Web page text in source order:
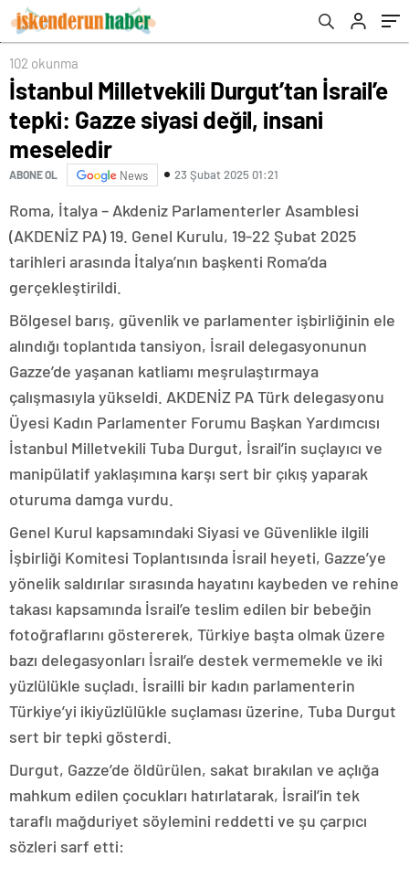
102 okunma
İstanbul Milletvekili Durgut’tan İsrail’e
tepki: Gazze siyasi değil, insani
meseledir
ABONE OL News 23 Şubat 2025 01:21
Roma, İtalya – Akdeniz Parlamenterler Asamblesi
(AKDENİZ PA) 19. Genel Kurulu, 19-22 Şubat 2025
tarihleri arasında İtalya’nın başkenti Roma’da
gerçekleştirildi.
Bölgesel barış, güvenlik ve parlamenter işbirliğinin ele
alındığı toplantıda tansiyon, İsrail delegasyonunun
Gazze’de yaşanan katliamı meşrulaştırmaya
çalışmasıyla yükseldi. AKDENİZ PA Türk delegasyonu
Üyesi Kadın Parlamenter Forumu Başkan Yardımcısı
İstanbul Milletvekili Tuba Durgut, İsrail’in suçlayıcı ve
manipülatif yaklaşımına karşı sert bir çıkış yaparak
oturuma damga vurdu.
Genel Kurul kapsamındaki Siyasi ve Güvenlikle ilgili
İşbirliği Komitesi Toplantısında İsrail heyeti, Gazze’ye
yönelik saldırılar sırasında hayatını kaybeden ve rehine
takası kapsamında İsrail’e teslim edilen bir bebeğin
fotoğraflarını göstererek, Türkiye başta olmak üzere
bazı delegasyonları İsrail’e destek vermemekle ve iki
yüzlülükle suçladı. İsrailli bir kadın parlamenterin
Türkiye’yi ikiyüzlülükle suçlaması üzerine, Tuba Durgut
sert bir tepki gösterdi.
Durgut, Gazze’de öldürülen, sakat bırakılan ve açlığa
mahkum edilen çocukları hatırlatarak, İsrail’in tek
taraflı mağduriyet söylemini reddetti ve şu çarpıcı
sözleri sarf etti: